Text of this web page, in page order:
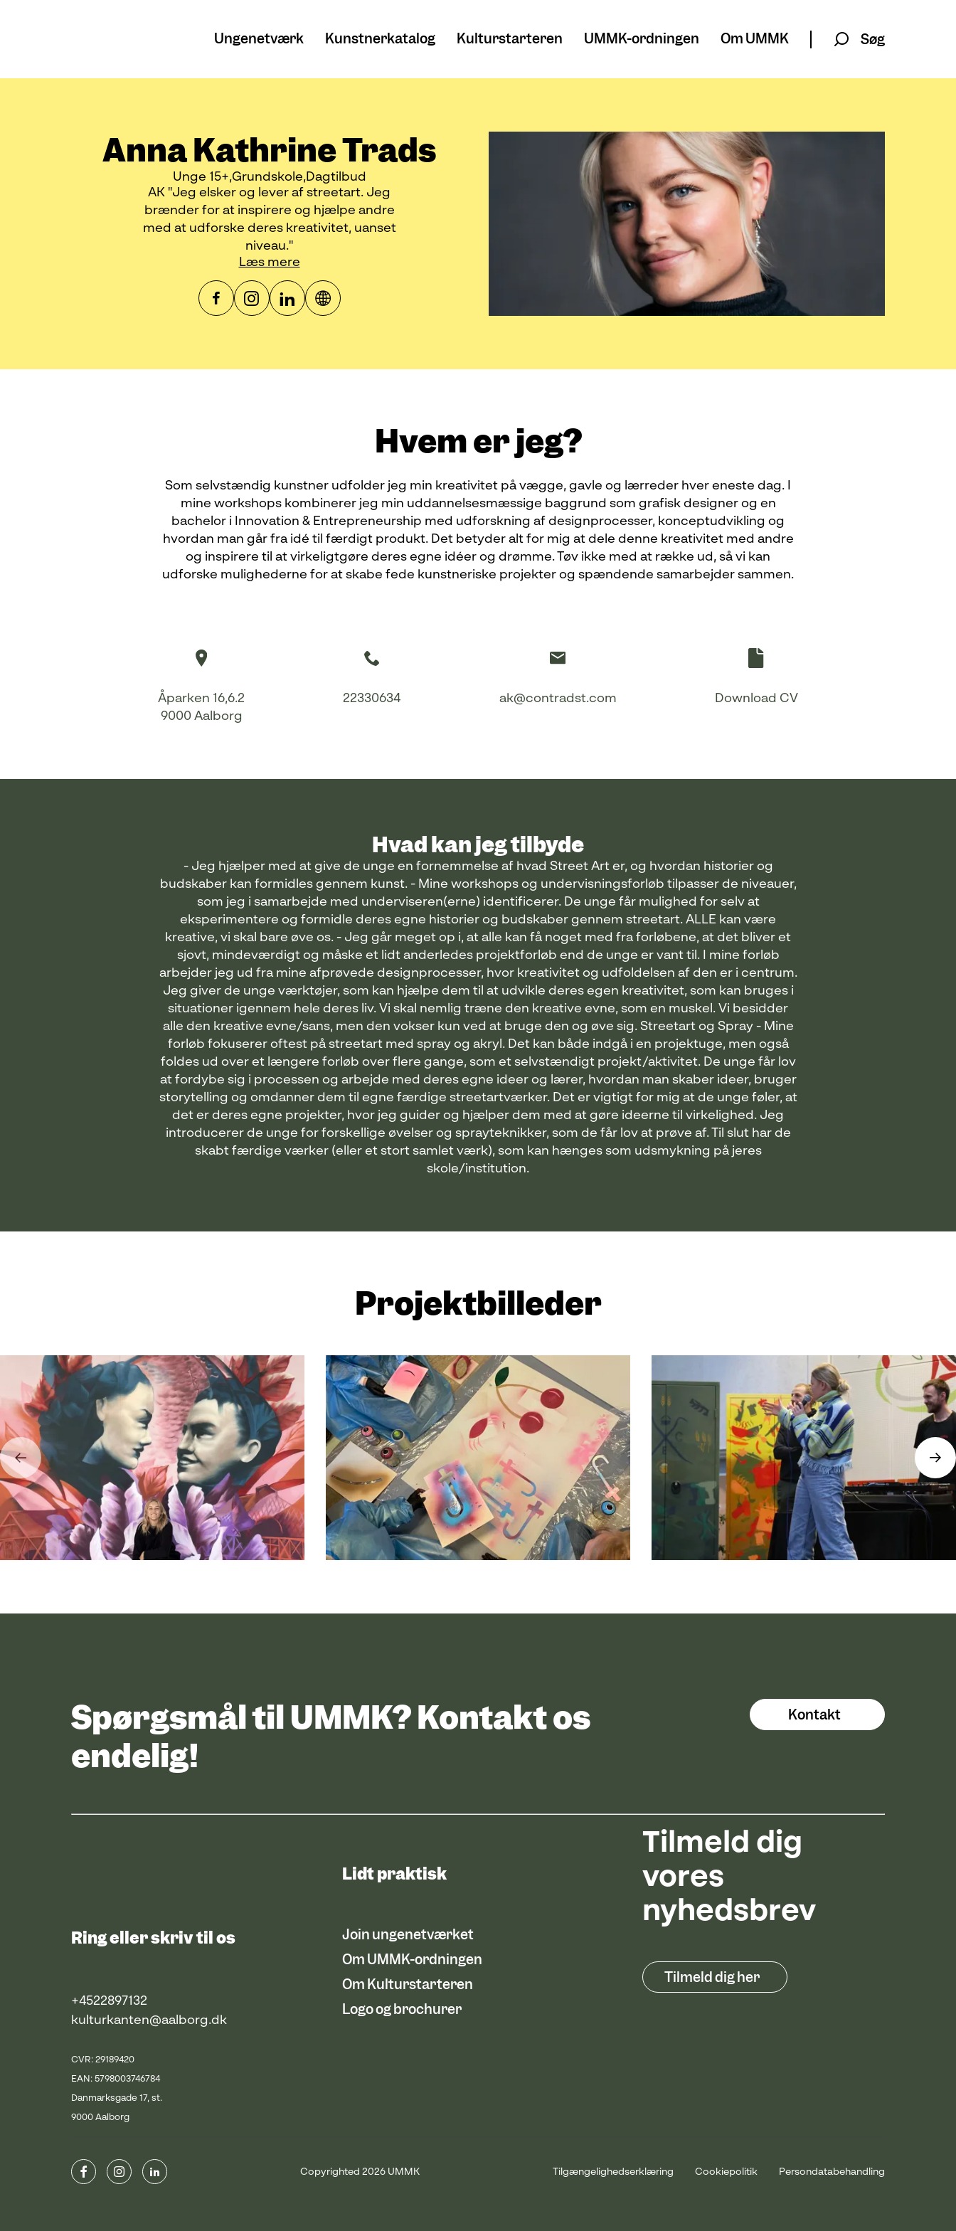
Ungenetværk Kunstnerkatalog Kulturstarteren UMMK-ordningen Om UMMK Søg
Anna Kathrine Trads
Unge 15+ Grundskole Dagtilbud
AK "Jeg elsker og lever af streetart. Jeg
brænder for at inspirere og hjælpe andre
med at udforske deres kreativitet, uanset
niveau."
Læs mere
Hvem er jeg?
Som selvstændig kunstner udfolder jeg min kreativitet på vægge, gavle og lærreder hver eneste dag. I
mine workshops kombinerer jeg min uddannelsesmæssige baggrund som grafisk designer og en
bachelor i Innovation & Entrepreneurship med udforskning af designprocesser, konceptudvikling og
hvordan man går fra idé til færdigt produkt. Det betyder alt for mig at dele denne kreativitet med andre
og inspirere til at virkeligtgøre deres egne idéer og drømme. Tøv ikke med at række ud, så vi kan
udforske mulighederne for at skabe fede kunstneriske projekter og spændende samarbejder sammen.
Åparken 16,6.2
9000 Aalborg
22330634 ak@contradst.com Download CV
Hvad kan jeg tilbyde
- Jeg hjælper med at give de unge en fornemmelse af hvad Street Art er, og hvordan historier og
budskaber kan formidles gennem kunst. - Mine workshops og undervisningsforløb tilpasser de niveauer,
som jeg i samarbejde med underviseren(erne) identificerer. De unge får mulighed for selv at
eksperimentere og formidle deres egne historier og budskaber gennem streetart. ALLE kan være
kreative, vi skal bare øve os. - Jeg går meget op i, at alle kan få noget med fra forløbene, at det bliver et
sjovt, mindeværdigt og måske et lidt anderledes projektforløb end de unge er vant til. I mine forløb
arbejder jeg ud fra mine afprøvede designprocesser, hvor kreativitet og udfoldelsen af den er i centrum.
Jeg giver de unge værktøjer, som kan hjælpe dem til at udvikle deres egen kreativitet, som kan bruges i
situationer igennem hele deres liv. Vi skal nemlig træne den kreative evne, som en muskel. Vi besidder
alle den kreative evne/sans, men den vokser kun ved at bruge den og øve sig. Streetart og Spray - Mine
forløb fokuserer oftest på streetart med spray og akryl. Det kan både indgå i en projektuge, men også
foldes ud over et længere forløb over flere gange, som et selvstændigt projekt/aktivitet. De unge får lov
at fordybe sig i processen og arbejde med deres egne ideer og lærer, hvordan man skaber ideer, bruger
storytelling og omdanner dem til egne færdige streetartværker. Det er vigtigt for mig at de unge føler, at
det er deres egne projekter, hvor jeg guider og hjælper dem med at gøre ideerne til virkelighed. Jeg
introducerer de unge for forskellige øvelser og sprayteknikker, som de får lov at prøve af. Til slut har de
skabt færdige værker (eller et stort samlet værk), som kan hænges som udsmykning på jeres
skole/institution.
Projektbilleder
Spørgsmål til UMMK? Kontakt os
endelig!
Kontakt
Ring eller skriv til os
+4522897132
kulturkanten@aalborg.dk
CVR: 29189420
EAN: 5798003746784
Danmarksgade 17, st.
9000 Aalborg
Lidt praktisk
Join ungenetværket
Om UMMK-ordningen
Om Kulturstarteren
Logo og brochurer
Tilmeld dig
vores
nyhedsbrev
Tilmeld dig her
Copyrighted 2026 UMMK Tilgængelighedserklæring Cookiepolitik Persondatabehandling